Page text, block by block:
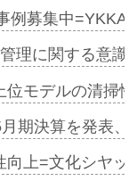
例募集中
理に関する意
位モデルの清
期決算を発表
向上=文化シヤ